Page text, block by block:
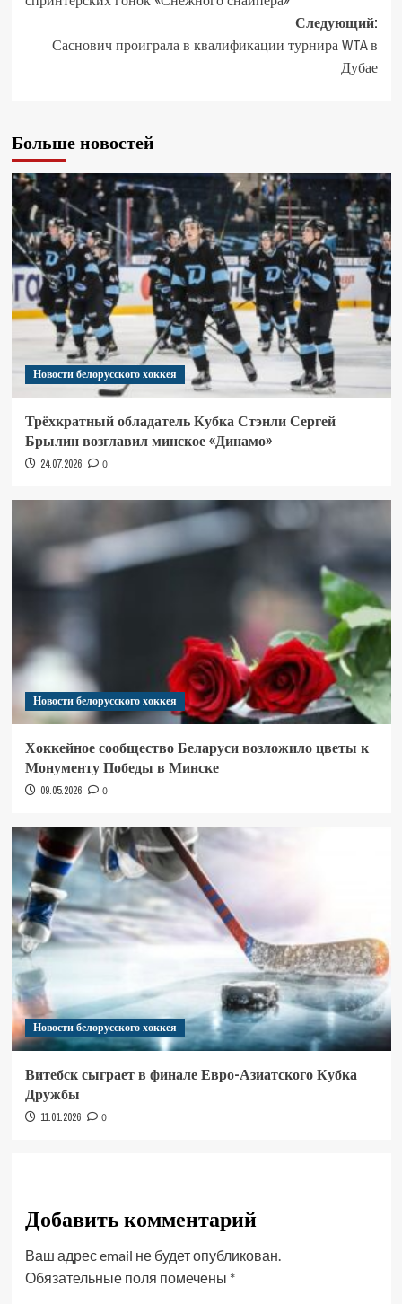
Следующий:
Саснович проиграла в квалификации турнира WTA в
Дубае
Больше новостей
Новости белорусского хоккея
Трёхкратный обладатель Кубка Стэнли Сергей
Брылин возглавил минское «Динамо»
24.07.2026 0
Новости белорусского хоккея
Хоккейное сообщество Беларуси возложило цветы к
Монументу Победы в Минске
09.05.2026 0
Новости белорусского хоккея
Витебск сыграет в финале Евро-Азиатского Кубка
Дружбы
11.01.2026 0
Добавить комментарий
Ваш адрес email не будет опубликован.
Обязательные поля помечены *